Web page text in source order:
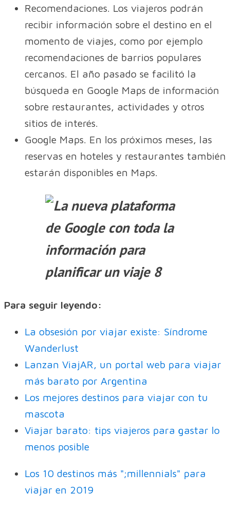
Recomendaciones. Los viajeros podrán
recibir información sobre el destino en el
momento de viajes, como por ejemplo
recomendaciones de barrios populares
cercanos. El año pasado se facilitó la
búsqueda en Google Maps de información
sobre restaurantes, actividades y otros
sitios de interés.
Google Maps. En los próximos meses, las
reservas en hoteles y restaurantes también
estarán disponibles en Maps.
Para seguir leyendo:
La obsesión por viajar existe: Síndrome
Wanderlust
Lanzan ViajAR, un portal web para viajar
más barato por Argentina
Los mejores destinos para viajar con tu
mascota
Viajar barato: tips viajeros para gastar lo
menos posible
Los 10 destinos más ";millennials" para
viajar en 2019